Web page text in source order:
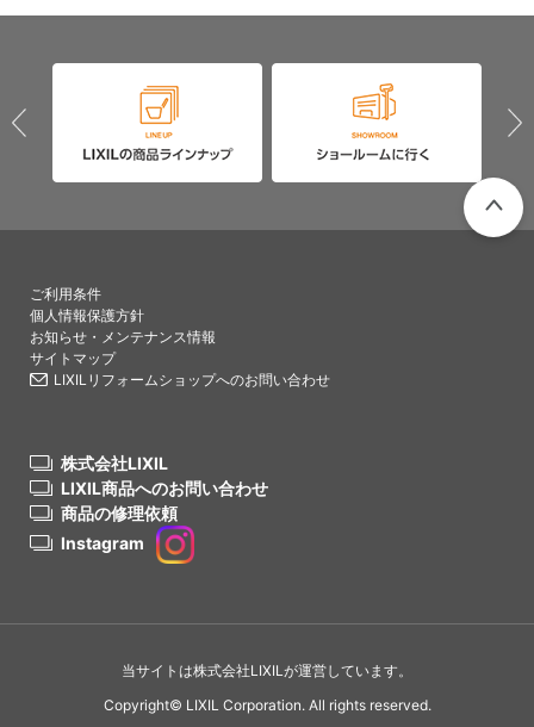
ご利用条件
個人情報保護方針
お知らせ・メンテナンス情報
サイトマップ
LIXILリフォームショップへのお問い合わせ
株式会社LIXIL
LIXIL商品へのお問い合わせ
商品の修理依頼
Instagram
当サイトは株式会社LIXILが運営しています。
Copyright© LIXIL Corporation. All rights reserved.